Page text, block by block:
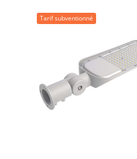
Tarif subventionné